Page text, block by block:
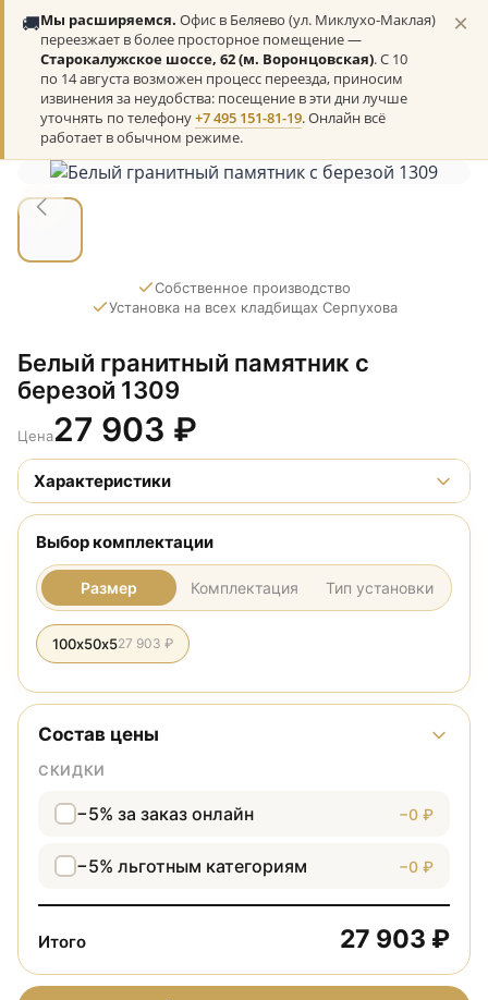
🚚Мы расширяемся. Офис в Беляево (ул. Миклухо-Маклая)
переезжает в более просторное помещение —
Старокалужское шоссе, 62 (м. Воронцовская). С 10
по 14 августа возможен процесс переезда, приносим
извинения за неудобства: посещение в эти дни лучше
уточнять по телефону+7 495 151-81-19. Онлайн всё
работает в обычном режиме.
×
Собственное производство
Установка на всех кладбищах Серпухова
Белый гранитный памятник с
березой 1309
Цена27 903 ₽
Характеристики
Выбор комплектации
Размер Комплектация Тип установки
100х50х527 903 ₽
Состав цены
СКИДКИ
−5% за заказ онлайн −0 ₽
−5% льготным категориям −0 ₽
Итого 27 903 ₽